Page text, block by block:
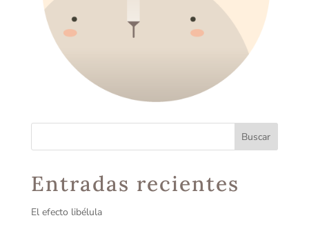
Entradas recientes
El efecto libélula